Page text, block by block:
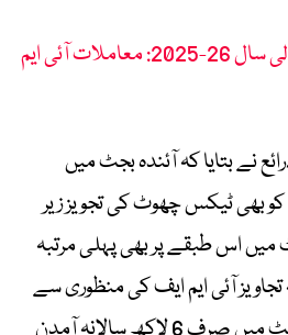
بجٹ برائے مالی سال 26-2025: معاملات آئی ایم
نے بتایا کہ آئندہ بجٹ میں
کو بھی ٹیکس چھوٹ کی تجویز زیر
اس طبقے پر بھی پہلی مرتبہ
تجاویز آئی ایم ایف کی منظوری سے